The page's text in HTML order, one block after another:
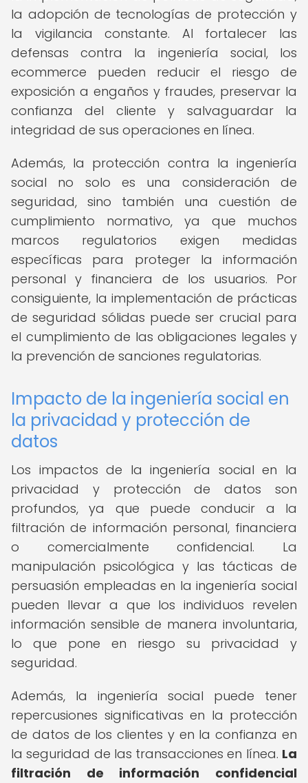
la adopción de tecnologías de protección y
la vigilancia constante. Al fortalecer las
defensas contra la ingeniería social, los
ecommerce pueden reducir el riesgo de
exposición a engaños y fraudes, preservar la
confianza del cliente y salvaguardar la
integridad de sus operaciones en línea.
Además, la protección contra la ingeniería
social no solo es una consideración de
seguridad, sino también una cuestión de
cumplimiento normativo, ya que muchos
marcos regulatorios exigen medidas
específicas para proteger la información
personal y financiera de los usuarios. Por
consiguiente, la implementación de prácticas
de seguridad sólidas puede ser crucial para
el cumplimiento de las obligaciones legales y
la prevención de sanciones regulatorias.
Impacto de la ingeniería social en
la privacidad y protección de
datos
Los impactos de la ingeniería social en la
privacidad y protección de datos son
profundos, ya que puede conducir a la
filtración de información personal, financiera
o comercialmente confidencial. La
manipulación psicológica y las tácticas de
persuasión empleadas en la ingeniería social
pueden llevar a que los individuos revelen
información sensible de manera involuntaria,
lo que pone en riesgo su privacidad y
seguridad.
Además, la ingeniería social puede tener
repercusiones significativas en la protección
de datos de los clientes y en la confianza en
la seguridad de las transacciones en línea. La
filtración de información confidencial